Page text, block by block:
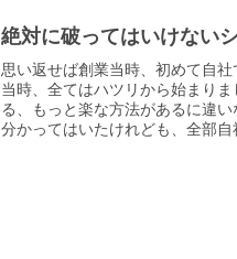
絶対に破ってはいけない
思い返せば創業当時、初めて自
当時、全てはハツリから始まり
る、もっと楽な方法があるに違
分かってはいたけれども、全部自